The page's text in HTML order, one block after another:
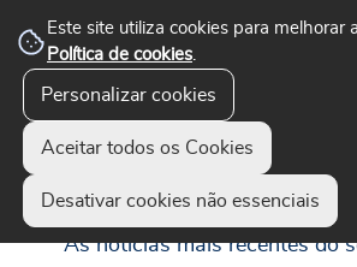
Este site utiliza cookies para melhorar
Política de cookies.
Personalizar cookies
Aceitar todos os Cookies
Desativar cookies não essenciais
Guimarães
As notícias mais recentes do